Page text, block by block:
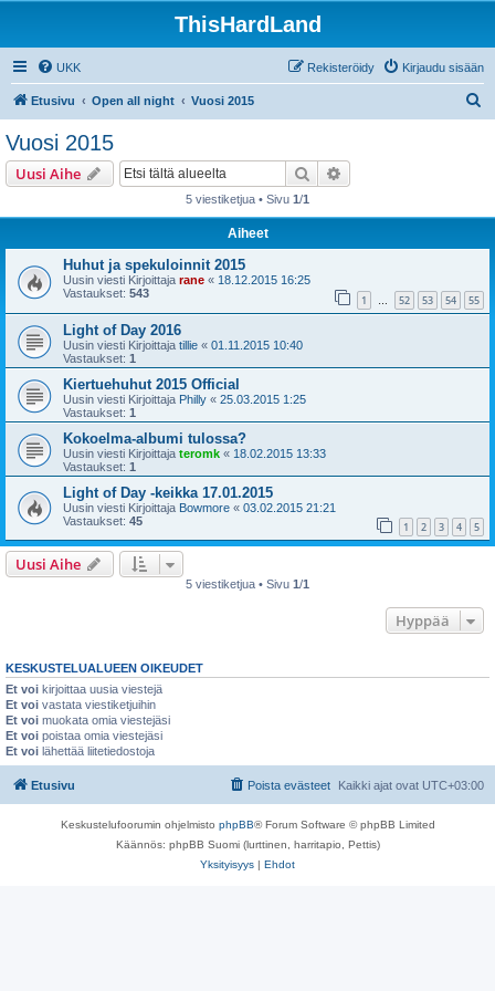
ThisHardLand
UKK Kirjaudu sisään
Rekisteröidy
Etusivu Open all night Vuosi 2015
Vuosi 2015
Uusi Aihe Etsi
5 viestiketjua • Sivu 1/1
Aiheet
Huhut ja spekuloinnit 2015
Uusin viesti Kirjoittaja rane « 18.12.2015 16:25
Vastaukset: 543 1 … 52 53 54 55
Light of Day 2016
Uusin viesti Kirjoittaja tillie « 01.11.2015 10:40
Vastaukset: 1
Kiertuehuhut 2015 Official
Uusin viesti Kirjoittaja Philly « 25.03.2015 1:25
Vastaukset: 1
Kokoelma-albumi tulossa?
Uusin viesti Kirjoittaja teromk « 18.02.2015 13:33
Vastaukset: 1
Light of Day -keikka 17.01.2015
Uusin viesti Kirjoittaja Bowmore « 03.02.2015 21:21
Vastaukset: 45 1 2 3 4 5
Uusi Aihe
5 viestiketjua • Sivu 1 /1
Hyppää
KESKUSTELUALUEEN OIKEUDET
Et voi kirjoittaa uusia viestejä
Et voi vastata viestiketjuihin
Et voi muokata omia viestejäsi
Et voi poistaa omia viestejäsi
Et voi lähettää liitetiedostoja
Etusivu Kaikki ajat ovat UTC+03:00
Poista evästeet
Keskustelufoorumin ohjelmisto phpBB® Forum Software © phpBB Limited
Käännös: phpBB Suomi (lurttinen, harritapio, Pettis)
Yksityisyys | Ehdot